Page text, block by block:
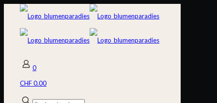
0
CHF 0.00